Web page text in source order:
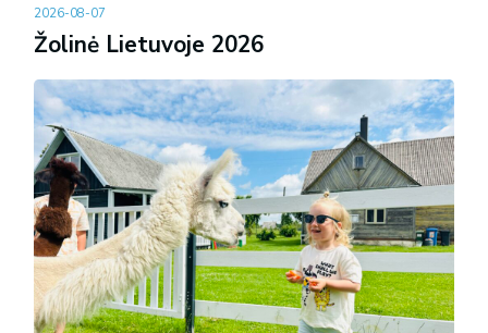
2026-08-07
Žolinė Lietuvoje 2026